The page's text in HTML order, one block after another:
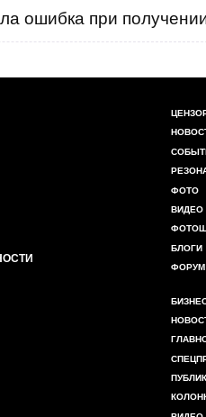
ошибка при
ФОТО
ВИДЕО
БЛОГИ
ФОРУМ